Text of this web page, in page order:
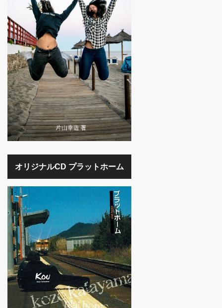
オリジナルCD プラットホーム